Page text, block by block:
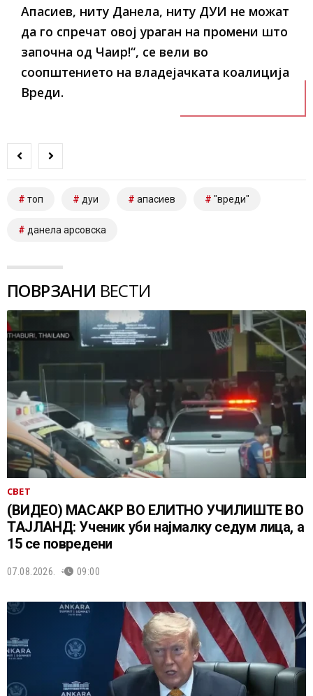
Апасиев, ниту Данела, ниту ДУИ не можат
да го спречат овој ураган на промени што
започна од Чаир!“, се вели во
соопштението на владејачката коалиција
Вреди.
топ дуи апасиев "вреди"
данела арсовска
ПОВРЗАНИ ВЕСТИ
СВЕТ
(ВИДЕО) МАСАКР ВО ЕЛИТНО УЧИЛИШТЕ ВО
ТАЈЛАНД: Ученик уби најмалку седум лица, а
15 се повредени
07.08.2026. 09:00